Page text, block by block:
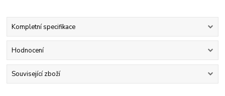
Kompletní specifikace
Hodnocení
Související zboží